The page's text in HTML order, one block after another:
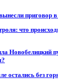
приговор
что
Новобелицкий
остались без